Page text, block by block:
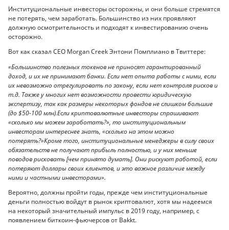
Институциональные инвесторы осторожны, и они больше стремятся
не потерять, чем заработать. Большинство из них проявляют
должную осмотрительность и подходят к инвестированию очень
осторожно.
Вот как сказал CEO Morgan Creek Энтони Помплиано в Твиттере:
«Большинство полезных токенов не приносят гарантированный
доход, и их не принимают банки. Если нет опыта работы с ними, если
их невозможно отрегулировать по закону, если нет контроля рисков и
т.д. Также у многих нет возможности провести юридическую
экспертизу, так как размеры некоторых фондов не слишком большие
(до $50-100 млн).Если криптовалютные инвесторы спрашивают
«сколько мы можем заработать?», то институциональным
инвесторам интереснее знать, «сколько на этом можно
потерять?»Кроме того, институциональные менеджеры в силу своих
обязательств не получают прибыль полностью, и у них меньше
поводов рисковать [чем принято думать]. Они рискуют работой, если
потеряют доллары своих клиентов, и это важное различие между
ними и частными инвесторами».
Вероятно, должны пройти годы, прежде чем институциональные
деньги полностью войдут в рынок криптовалют, хотя мы надеемся
на некоторый значительный импульс в 2019 году, например, с
появлением биткоин-фьючерсов от Bakkt.